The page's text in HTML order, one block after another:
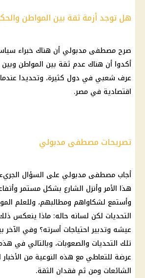
هل توجد أزمة ثقة بين المواطن
صرح مصطفى مدبولي أن هناك خبراء
أكدوا أن هناك عدم ثقة بين المواطن وبين
عرف شعبي في دول كثيرة، وتحديدا
اقتصادية في مصر.
تصريحات مصطفى مدبولي
أجاب مصطفى مدبولي على السؤال
هذا الأمر وأنزل الشارع بشكل مستمر
وأستمع لشكاواهم ومطالبهم، وللعلم
التحديات لكن لسانه حاله: ماذا ينعكس
عيشه وتدبير احتياجات أسرته؟ وفي الآخر
تلك التحديات والصعوبات، وبالتالي في
عرضة للتعاطي مع هذه النوعية من الأخبار
الشائعات ومن ثم فقدان الثقة.